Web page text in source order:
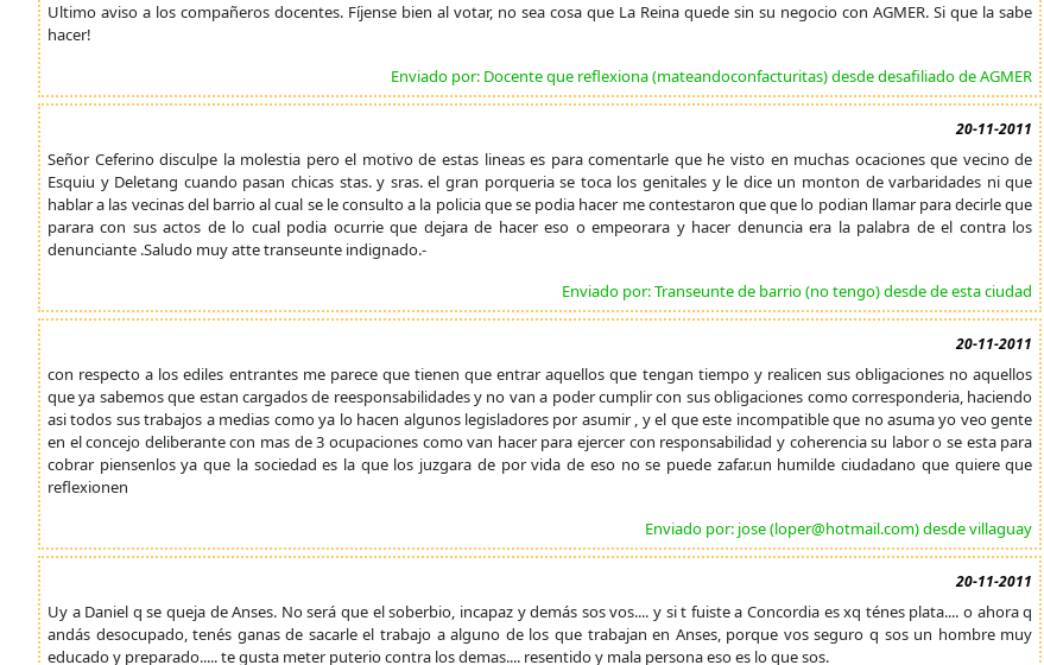
Ultimo aviso a los compañeros docentes. Fíjense bien al votar, no sea cosa que La Reina quede sin su negocio con AGMER. Si que la sabe
hacer!
Enviado por: Docente que reflexiona (mateandoconfacturitas) desde desafiliado de AGMER
20-11-2011
Señor Ceferino disculpe la molestia pero el motivo de estas lineas es para comentarle que he visto en muchas ocaciones que vecino de
Esquiu y Deletang cuando pasan chicas stas. y sras. el gran porqueria se toca los genitales y le dice un monton de varbaridades ni que
hablar a las vecinas del barrio al cual se le consulto a la policia que se podia hacer me contestaron que que lo podian llamar para decirle que
parara con sus actos de lo cual podia ocurrie que dejara de hacer eso o empeorara y hacer denuncia era la palabra de el contra los
denunciante .Saludo muy atte transeunte indignado.-
Enviado por: Transeunte de barrio (no tengo) desde de esta ciudad
20-11-2011
con respecto a los ediles entrantes me parece que tienen que entrar aquellos que tengan tiempo y realicen sus obligaciones no aquellos
que ya sabemos que estan cargados de reesponsabilidades y no van a poder cumplir con sus obligaciones como corresponderia, haciendo
asi todos sus trabajos a medias como ya lo hacen algunos legisladores por asumir , y el que este incompatible que no asuma yo veo gente
en el concejo deliberante con mas de 3 ocupaciones como van hacer para ejercer con responsabilidad y coherencia su labor o se esta para
cobrar piensenlos ya que la sociedad es la que los juzgara de por vida de eso no se puede zafar.un humilde ciudadano que quiere que
reflexionen
Enviado por: jose (loper@hotmail.com) desde villaguay
20-11-2011
Uy a Daniel q se queja de Anses. No será que el soberbio, incapaz y demás sos vos.... y si t fuiste a Concordia es xq ténes plata.... o ahora q
andás desocupado, tenés ganas de sacarle el trabajo a alguno de los que trabajan en Anses, porque vos seguro q sos un hombre muy
educado y preparado..... te gusta meter puterio contra los demas.... resentido y mala persona eso es lo que sos.